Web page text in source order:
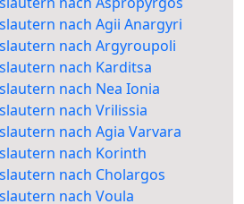
nach Agii Anargyri
nach Argyroupoli
nach Karditsa
nach Nea Ionia
nach Vrilissia
nach Agia Varvara
nach Korinth
nach Cholargos
nach Voula